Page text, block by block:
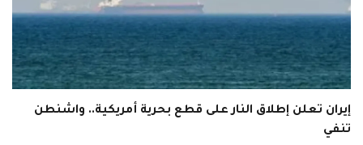
إيران تعلن إطلاق النار على قطع بحرية أمريكية.. واشنطن
تنفي